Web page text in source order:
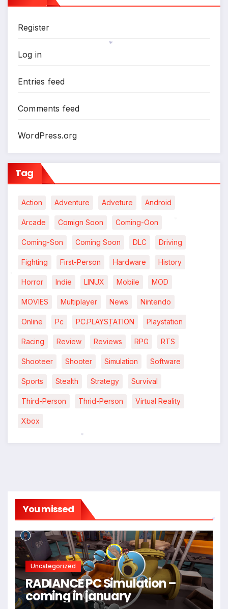
Register
Log in
Entries feed
Comments feed
WordPress.org
Tag
Action Adventure Adveture Android
Arcade Comign Soon Coming-Oon
Coming-Son Coming Soon DLC Driving
Fighting First-Person Hardware History
Horror Indie LINUX Mobile MOD
MOVIES Multiplayer News Nintendo
Online Pc PC.PLAYSTATION Playstation
Racing Review Reviews RPG RTS
Shooteer Shooter Simulation Software
Sports Stealth Strategy Survival
Third-Person Thrid-Person Virtual Reality
Xbox
You missed
Uncategorized
RADIANCE PC Simulation –
coming in january
*
*